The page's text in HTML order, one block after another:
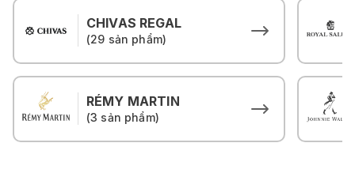
CHIVAS REGAL
(29 sản phẩm)
RÉMY MARTIN
(3 sản phẩm)